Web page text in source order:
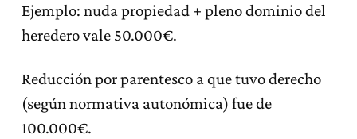
Ejemplo: nuda propiedad + pleno dominio del
heredero vale 50.000€.
Reducción por parentesco a que tuvo derecho
(según normativa autonómica) fue de
100.000€.